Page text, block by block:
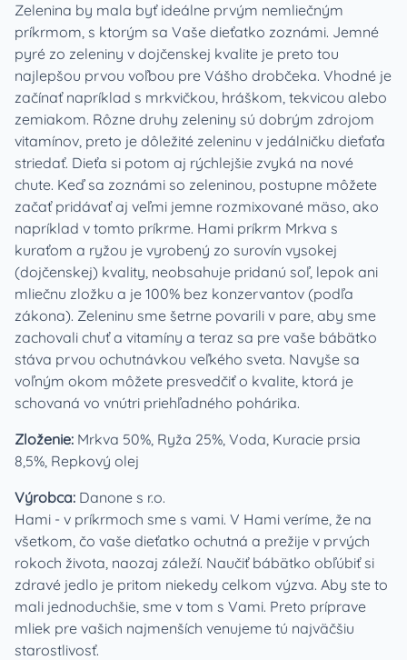
Zelenina by mala byť ideálne prvým nemliečným
príkrmom, s ktorým sa Vaše dieťatko zoznámi. Jemné
pyré zo zeleniny v dojčenskej kvalite je preto tou
najlepšou prvou voľbou pre Vášho drobčeka. Vhodné je
začínať napríklad s mrkvičkou, hráškom, tekvicou alebo
zemiakom. Rôzne druhy zeleniny sú dobrým zdrojom
vitamínov, preto je dôležité zeleninu v jedálničku dieťaťa
striedať. Dieťa si potom aj rýchlejšie zvyká na nové
chute. Keď sa zoznámi so zeleninou, postupne môžete
začať pridávať aj veľmi jemne rozmixované mäso, ako
napríklad v tomto príkrme. Hami príkrm Mrkva s
kuraťom a ryžou je vyrobený zo surovín vysokej
(dojčenskej) kvality, neobsahuje pridanú soľ, lepok ani
mliečnu zložku a je 100% bez konzervantov (podľa
zákona). Zeleninu sme šetrne povarili v pare, aby sme
zachovali chuť a vitamíny a teraz sa pre vaše bábätko
stáva prvou ochutnávkou veľkého sveta. Navyše sa
voľným okom môžete presvedčiť o kvalite, ktorá je
schovaná vo vnútri priehľadného pohárika.
Zloženie: Mrkva 50%, Ryža 25%, Voda, Kuracie prsia
8,5%, Repkový olej
Výrobca: Danone s r.o.
Hami - v príkrmoch sme s vami. V Hami veríme, že na
všetkom, čo vaše dieťatko ochutná a prežije v prvých
rokoch života, naozaj záleží. Naučiť bábätko obľúbiť si
zdravé jedlo je pritom niekedy celkom výzva. Aby ste to
mali jednoduchšie, sme v tom s Vami. Preto príprave
mliek pre vašich najmenších venujeme tú najväčšiu
starostlivosť.